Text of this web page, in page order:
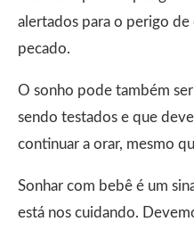
alertados para o perigo
pecado.
O sonho pode também
sendo testados e que
continuar a orar, mesmo
Sonhar com bebê é um
está nos cuidando.